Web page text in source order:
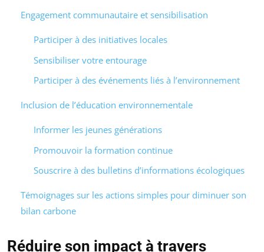
Engagement communautaire et sensibilisation
Participer à des initiatives locales
Sensibiliser votre entourage
Participer à des événements liés à l’environnement
Inclusion de l’éducation environnementale
Informer les jeunes générations
Promouvoir la formation continue
Souscrire à des bulletins d’informations écologiques
Témoignages sur les actions simples pour diminuer son
bilan carbone
Réduire son impact à travers